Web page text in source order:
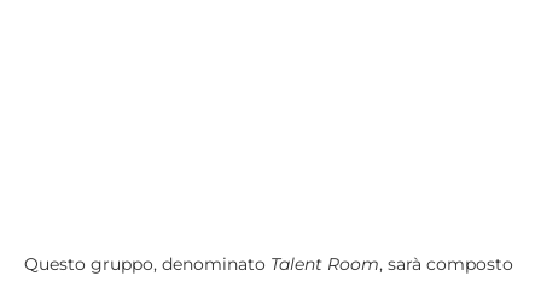
Questo gruppo, denominato Talent Room, sarà composto